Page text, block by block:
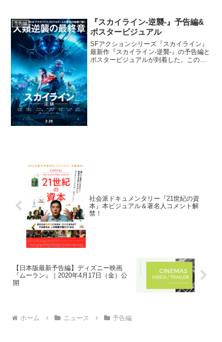
年秋に劇場公開することが発表された。
前作『劇場版...
予告編
『スカイライン-逆襲-』予告編&
ポスタービジュアル
SFアクションシリーズ『スカイライン』
最新作『スカイライン-逆襲-』の予告編と
ポスタービジュアルが到着した。この度
社会派ドキュメンタリー『21世紀の資
本』本ビジュアル＆著名人コメント解
禁！
【日本版最新予告編】ディズニー映画
『ムーラン』｜2020年4月17日（金）公
開
ホーム ニュース 予告編